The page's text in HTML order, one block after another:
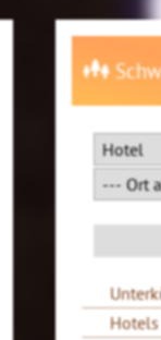
Hotels